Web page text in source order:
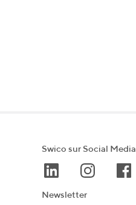
Swico sur Social Media
Newsletter